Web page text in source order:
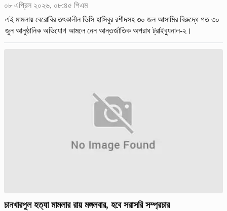
০৮ এপ্রিল ২০২৬, ০৮:৪৫ পিএম
এই মামলায় বেরোবির তৎকালীন ভিসি হাসিবুর রশীদসহ ৩০ জন আসামির বিরুদ্ধে গত ৩০
জুন আনুষ্ঠানিক অভিযোগ আমলে নেন আন্তর্জাতিক অপরাধ ট্রাইব্যুনাল-২।
চানখারপুল হত্যা মামলার রায় মঙ্গলবার, হবে সরাসরি সম্প্রচার